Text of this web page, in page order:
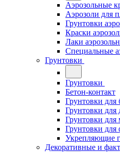
Аэрозольные
Аэрозоли для
Грунтовки
Краски
Лаки
Специальные
Грунтовки
Грунтовки
Бетон-контакт
Грунтовки для
Грунтовки для
Грунтовки для
Грунтовки для
Укрепляющие
Декоративные и